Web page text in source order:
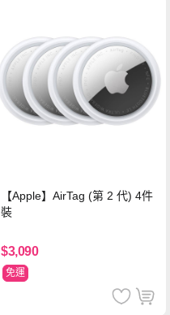
【Apple】AirTag (第 2 代) 4件
裝
$3,090
免運